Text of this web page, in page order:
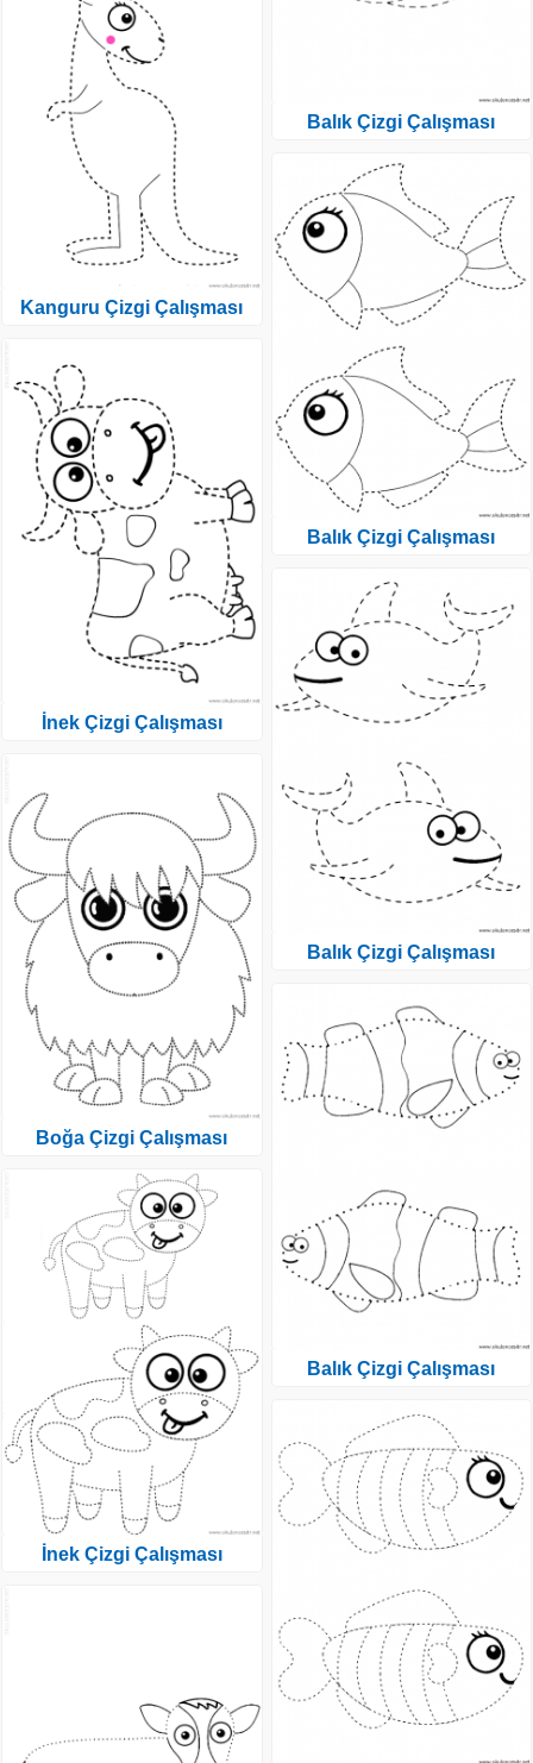
Kanguru Çizgi Çalışması
İnek Çizgi Çalışması
Boğa Çizgi Çalışması
İnek Çizgi Çalışması
Balık Çizgi Çalışması
Balık Çizgi Çalışması
Balık Çizgi Çalışması
Balık Çizgi Çalışması